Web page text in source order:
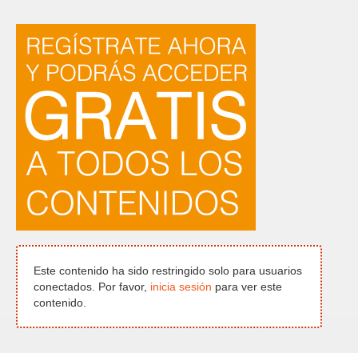
Este contenido ha sido restringido solo para usuarios
conectados. Por favor, inicia sesión para ver este
contenido.